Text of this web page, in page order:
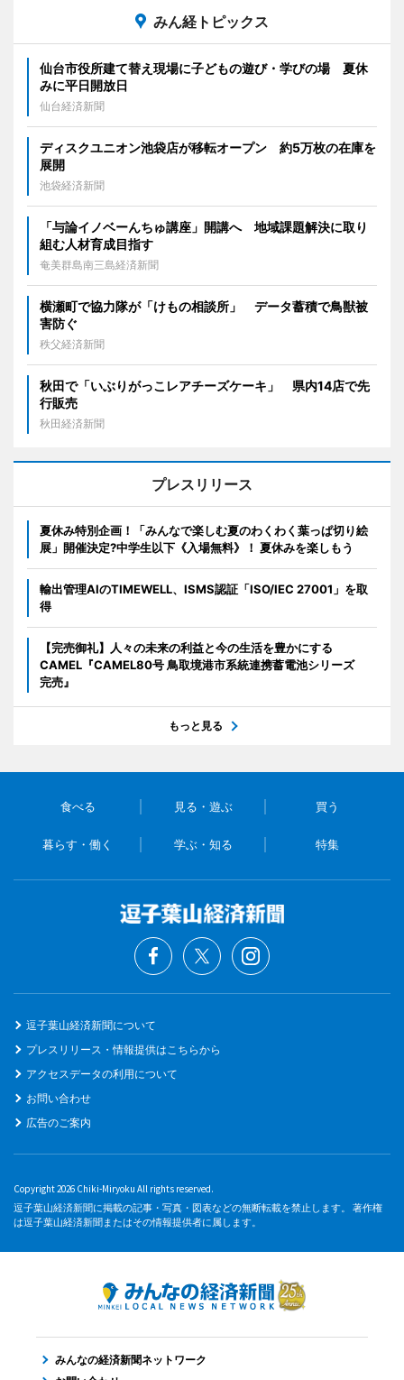
みん経トピックス
仙台市役所建て替え現場に子どもの遊び・学びの場 夏休
みに平日開放日
仙台経済新聞
ディスクユニオン池袋店が移転オープン 約5万枚の在庫を
展開
池袋経済新聞
「与論イノベーんちゅ講座」開講へ 地域課題解決に取り
組む人材育成目指す
奄美群島南三島経済新聞
横瀬町で協力隊が「けもの相談所」 データ蓄積で鳥獣被
害防ぐ
秩父経済新聞
秋田で「いぶりがっこレアチーズケーキ」 県内14店で先
行販売
秋田経済新聞
プレスリリース
夏休み特別企画！「みんなで楽しむ夏のわくわく葉っぱ切り絵
展」開催決定?中学生以下《入場無料》！ 夏休みを楽しもう
輸出管理AIのTIMEWELL、ISMS認証「ISO/IEC 27001」を取
得
【完売御礼】人々の未来の利益と今の生活を豊かにする
CAMEL『CAMEL80号 鳥取境港市系統連携蓄電池シリーズ
完売』
もっと見る
食べる 見る・遊ぶ 買う
暮らす・働く 学ぶ・知る 特集
逗子葉山経済新聞について
プレスリリース・情報提供はこちらから
アクセスデータの利用について
お問い合わせ
広告のご案内
Copyright 2026 Chiki-Miryoku All rights reserved.
逗子葉山経済新聞に掲載の記事・写真・図表などの無断転載を禁止します。 著作権
は逗子葉山経済新聞またはその情報提供者に属します。
みんなの経済新聞ネットワーク